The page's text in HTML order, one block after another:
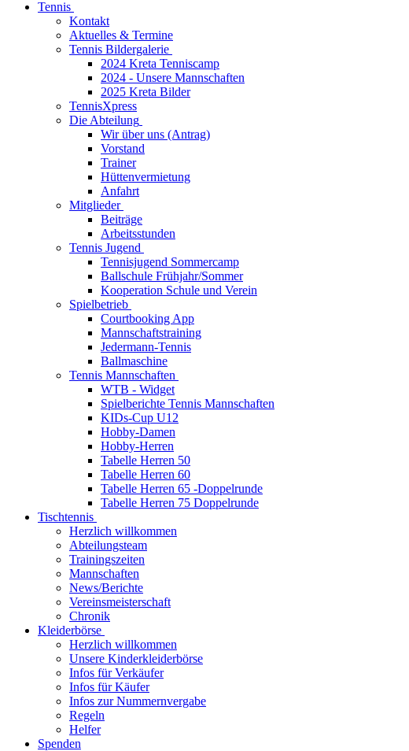
Tennis
Kontakt
Aktuelles & Termine
Tennis Bildergalerie
2024 Kreta Tenniscamp
2024 - Unsere Mannschaften
2025 Kreta Bilder
TennisXpress
Die Abteilung
Wir über uns (Antrag)
Vorstand
Trainer
Hüttenvermietung
Anfahrt
Mitglieder
Beiträge
Arbeitsstunden
Tennis Jugend
Tennisjugend Sommercamp
Ballschule Frühjahr/Sommer
Kooperation Schule und Verein
Spielbetrieb
Courtbooking App
Mannschaftstraining
Jedermann-Tennis
Ballmaschine
Tennis Mannschaften
WTB - Widget
Spielberichte Tennis Mannschaften
KIDs-Cup U12
Hobby-Damen
Hobby-Herren
Tabelle Herren 50
Tabelle Herren 60
Tabelle Herren 65 -Doppelrunde
Tabelle Herren 75 Doppelrunde
Tischtennis
Herzlich willkommen
Abteilungsteam
Trainingszeiten
Mannschaften
News/Berichte
Vereinsmeisterschaft
Chronik
Kleiderbörse
Herzlich willkommen
Unsere Kinderkleiderbörse
Infos für Verkäufer
Infos für Käufer
Infos zur Nummernvergabe
Regeln
Helfer
Spenden